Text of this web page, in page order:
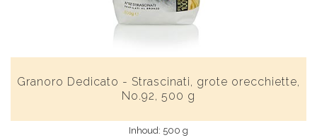
Granoro Dedicato - Strascinati, grote orecchiette,
No.92, 500 g
Inhoud: 500 g